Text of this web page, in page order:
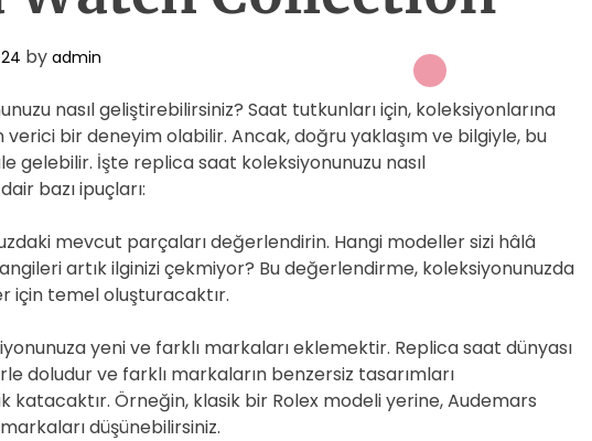
by admin
nasıl geliştirebilirsiniz? Saat tutkunları için, koleksiyonlarına
bir deneyim olabilir. Ancak, doğru yaklaşım ve bilgiyle, bu
gelebilir. İşte replica saat koleksiyonunuzu nasıl
bazı ipuçları:
mevcut parçaları değerlendirin. Hangi modeller sizi hâlâ
artık ilginizi çekmiyor? Bu değerlendirme, koleksiyonunuzda
için temel oluşturacaktır.
yeni ve farklı markaları eklemektir. Replica saat dünyası
doludur ve farklı markaların benzersiz tasarımları
katacaktır. Örneğin, klasik bir Rolex modeli yerine, Audemars
düşünebilirsiniz.